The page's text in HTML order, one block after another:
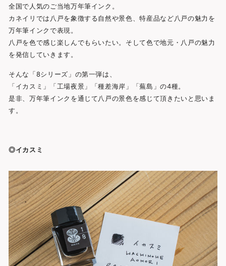
全国で人気のご当地万年筆インク。
カネイリでは八戸を象徴する自然や景色、特産品など八戸の魅力を
万年筆インクで表現。
八戸を色で感じ楽しんでもらいたい。そして色で地元・八戸の魅力
を発信していきます。
そんな「8シリーズ」の第一弾は、
「イカスミ」「工場夜景」「種差海岸」
「蕪島」の4種。
是非、万年筆インクを通じて八戸の景色を感じて頂きたいと思いま
す。
◎イカスミ